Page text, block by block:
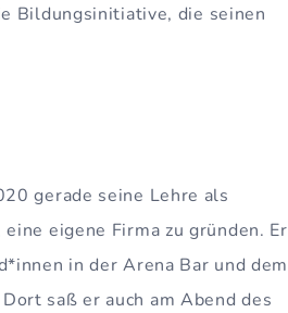
Bildungsinitiative, die seinen
gerade seine Lehre als
eigene Firma zu gründen. Er
in der Arena Bar und dem
saß er auch am Abend des